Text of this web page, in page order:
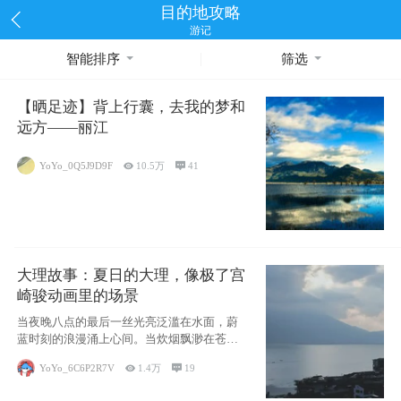
目的地攻略
游记
智能排序 筛选
【晒足迹】背上行囊，去我的梦和
远方——丽江
YoYo_0Q5J9D9F  10.5万 41
大理故事：夏日的大理，像极了宫
崎骏动画里的场景
当夜晚八点的最后一丝光亮泛滥在水面，蔚
蓝时刻的浪漫涌上心间。当炊烟飘渺在苍山
YoYo_6C6P2R7V  1.4万  19